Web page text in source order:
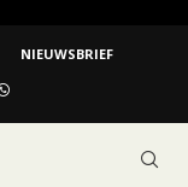
NIEUWSBRIEF